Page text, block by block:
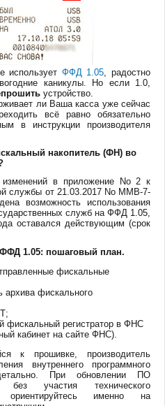
использует ФФД 1.05 , радостно
каникулы. Но если 1.0,
устройство.
ли Ваша касса уже сейчас
всё равно обязательно
в инструкции производителя
накопитель (ФН) во
в приложение No 2 к
службы от 21.03.2017 No ММВ-7-
возможность использования
служб на ФФД 1.05,
оставался действующим (срок
1.05: пошаговый план.
фискальные
архива фискального
фискальный регистратор в ФНС
кабинет на сайте ФНС).
к прошивке, производитель
внутреннего программного
При обновлении ПО
без участия технического
ориентируйтесь именно на